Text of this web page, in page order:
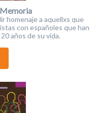
homenaje a aquellxs que
con españoles que han
años de su vida.